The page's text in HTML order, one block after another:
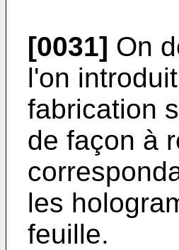
[0031] On
l'on
fabrication
de façon à
les
feuille.